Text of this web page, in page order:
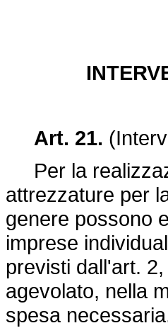
Art. 21.
Per la
attrezzature per
genere possono
imprese
previsti dall'art.
agevolato, nella
spesa